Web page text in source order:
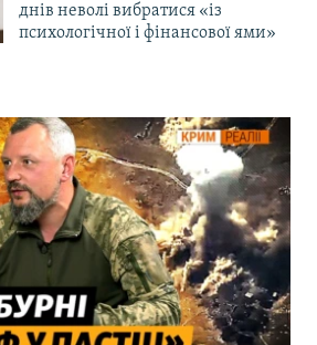
днів неволі вибратися «із
психологічної і фінансової ями»